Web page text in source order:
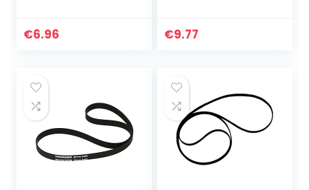
Players
€6.96
RQP35 Tape
€9.77